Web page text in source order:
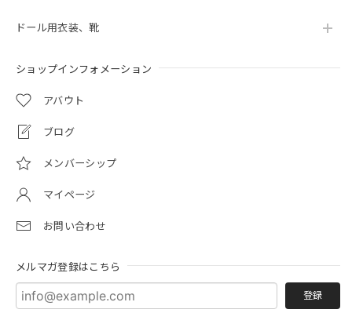
ドール用衣装、靴
ショップインフォメーション
アバウト
ブログ
メンバーシップ
マイページ
お問い合わせ
メルマガ登録はこちら
登録